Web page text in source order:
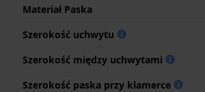
Materiał Paska
Szerokość uchwytu
Szerokość między uchwytami
Szerokość paska przy klamerce